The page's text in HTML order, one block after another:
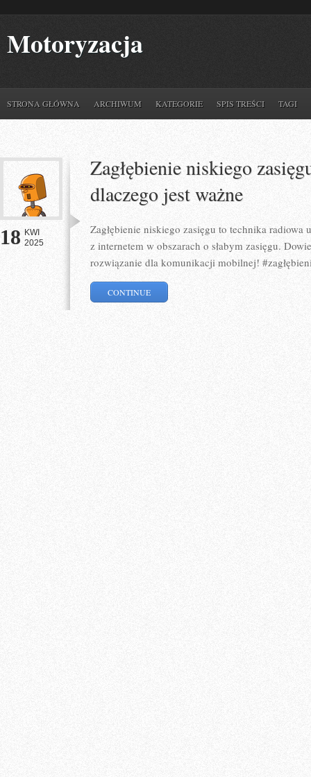
Motoryzacja
STRONA GŁÓWNA ARCHIWUM KATEGORIE SPIS TREŚCI TAGI
18 KWI
2025
Zagłębienie niskiego
dlaczego jest ważne
Zagłębienie niskiego zasięgu to technika radiowa
z internetem w obszarach o słabym zasięgu.
rozwiązanie dla komunikacji mobilnej!
CONTINUE